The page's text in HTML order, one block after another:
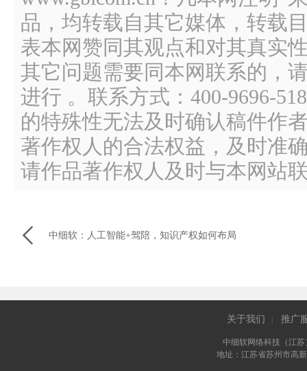
品，均转载自其它媒体，转载
表本网赞同其观点和对其真实
其它问题需要同本网联系的，
进行 。联系方式：400-9696-
的特殊性无法及时确认稿件作
著作权人的合法权益，及时准
请作品著作权人及时与本网站
 中细软：人工智能+驾陪，知识产权如何布局
关于我们 推广
中细软网络科技（江
地址：江苏省苏州市高